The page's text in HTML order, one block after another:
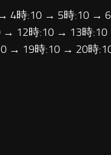
4時:10 → 5時:10 →
12時:10 → 13時
→ 19時:10 → 20時